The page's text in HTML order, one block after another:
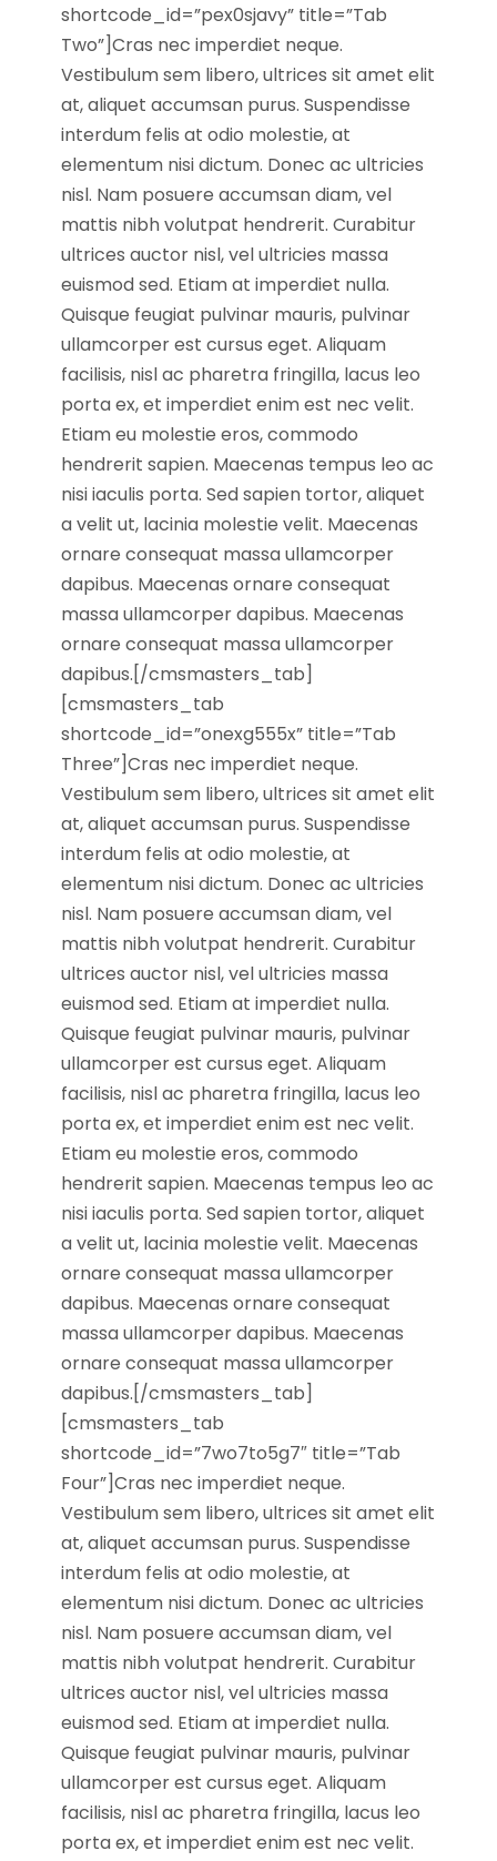
shortcode_id=”pex0sjavy” title=”Tab
Two”]Cras nec imperdiet neque.
Vestibulum sem libero, ultrices sit amet elit
at, aliquet accumsan purus. Suspendisse
interdum felis at odio molestie, at
elementum nisi dictum. Donec ac ultricies
nisl. Nam posuere accumsan diam, vel
mattis nibh volutpat hendrerit. Curabitur
ultrices auctor nisl, vel ultricies massa
euismod sed. Etiam at imperdiet nulla.
Quisque feugiat pulvinar mauris, pulvinar
ullamcorper est cursus eget. Aliquam
facilisis, nisl ac pharetra fringilla, lacus leo
porta ex, et imperdiet enim est nec velit.
Etiam eu molestie eros, commodo
hendrerit sapien. Maecenas tempus leo ac
nisi iaculis porta. Sed sapien tortor, aliquet
a velit ut, lacinia molestie velit. Maecenas
ornare consequat massa ullamcorper
dapibus. Maecenas ornare consequat
massa ullamcorper dapibus. Maecenas
ornare consequat massa ullamcorper
dapibus.[/cmsmasters_tab]
[cmsmasters_tab
shortcode_id=”onexg555x” title=”Tab
Three”]Cras nec imperdiet neque.
Vestibulum sem libero, ultrices sit amet elit
at, aliquet accumsan purus. Suspendisse
interdum felis at odio molestie, at
elementum nisi dictum. Donec ac ultricies
nisl. Nam posuere accumsan diam, vel
mattis nibh volutpat hendrerit. Curabitur
ultrices auctor nisl, vel ultricies massa
euismod sed. Etiam at imperdiet nulla.
Quisque feugiat pulvinar mauris, pulvinar
ullamcorper est cursus eget. Aliquam
facilisis, nisl ac pharetra fringilla, lacus leo
porta ex, et imperdiet enim est nec velit.
Etiam eu molestie eros, commodo
hendrerit sapien. Maecenas tempus leo ac
nisi iaculis porta. Sed sapien tortor, aliquet
a velit ut, lacinia molestie velit. Maecenas
ornare consequat massa ullamcorper
dapibus. Maecenas ornare consequat
massa ullamcorper dapibus. Maecenas
ornare consequat massa ullamcorper
dapibus.[/cmsmasters_tab]
[cmsmasters_tab
shortcode_id=”7wo7to5g7″ title=”Tab
Four”]Cras nec imperdiet neque.
Vestibulum sem libero, ultrices sit amet elit
at, aliquet accumsan purus. Suspendisse
interdum felis at odio molestie, at
elementum nisi dictum. Donec ac ultricies
nisl. Nam posuere accumsan diam, vel
mattis nibh volutpat hendrerit. Curabitur
ultrices auctor nisl, vel ultricies massa
euismod sed. Etiam at imperdiet nulla.
Quisque feugiat pulvinar mauris, pulvinar
ullamcorper est cursus eget. Aliquam
facilisis, nisl ac pharetra fringilla, lacus leo
porta ex, et imperdiet enim est nec velit.